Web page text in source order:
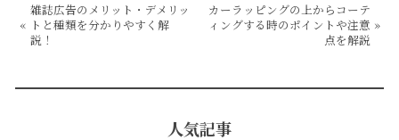
«
雑誌広告のメリット・デメリッ
トと種類を分かりやすく解
説！
カーラッピングの上からコーテ
ィングする時のポイントや注意
点を解説
»
人気記事